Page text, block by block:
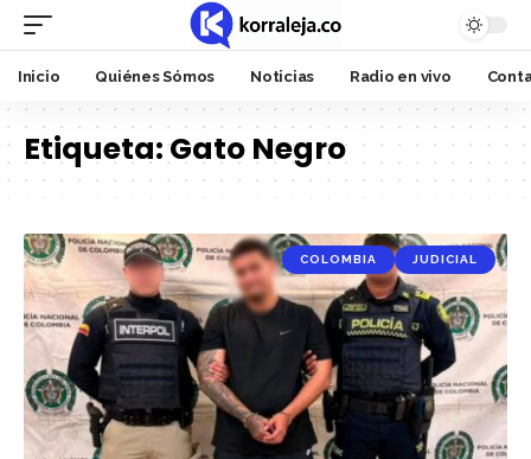
Inicio Quiénes Sómos Noticias Radio en vivo
Etiqueta:Gato Negro
COLOMBIA JUDICIAL